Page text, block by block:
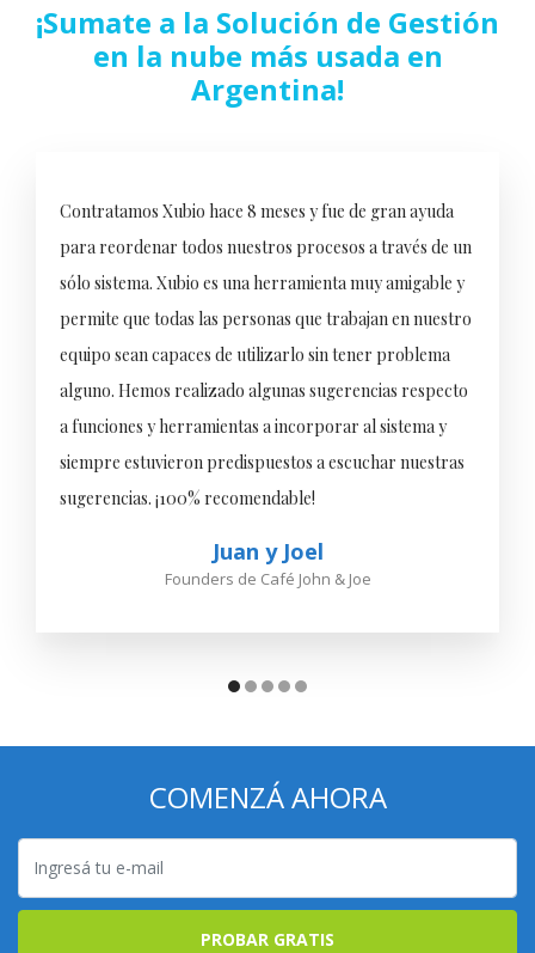
¡Sumate a la Solución de Gestión
en la nube más usada en
Argentina!
Juan y Joel
Founders de Café John & Joe
Contratamos Xubio hace 8 meses y fue de gran ayuda
para reordenar todos nuestros procesos a través de un
sólo sistema. Xubio es una herramienta muy amigable y
permite que todas las personas que trabajan en nuestro
equipo sean capaces de utilizarlo sin tener problema
alguno. Hemos realizado algunas sugerencias respecto
a funciones y herramientas a incorporar al sistema y
siempre estuvieron predispuestos a escuchar nuestras
sugerencias. ¡100% recomendable!
COMENZÁ AHORA
PROBAR GRATIS